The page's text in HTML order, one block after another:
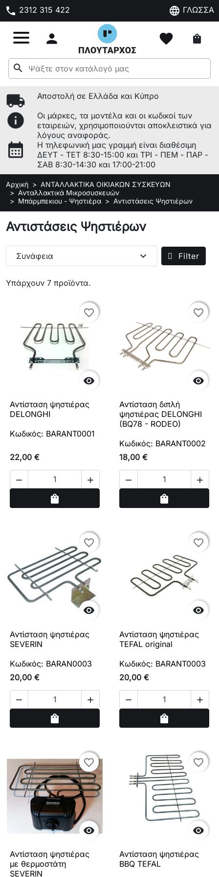
phone 2312 315 422 language ΓΛΩΣΣΑ
 favorite shopping_bag
search
local_shipping Αποστολή σε Ελλάδα και Κύπρο
info
Οι μάρκες, τα μοντέλα και οι κωδικοί των
εταιρειών, χρησιμοποιούνται αποκλειστικά για
λόγους αναφοράς.
calendar_month
Η τηλεφωνική μας γραμμή είναι διαθέσιμη
ΔΕΥΤ - ΤΕΤ 8:30-15:00 και ΤΡΙ - ΠΕΜ - ΠΑΡ -
ΣΑΒ 8:30-14:30 και 17:00-21:00
Αρχική
ΑΝΤΑΛΛΑΚΤΙΚΑ ΟΙΚΙΑΚΩΝ ΣΥΣΚΕΥΩΝ
Ανταλλακτικά Μικροσυσκευών
Μπάρμπεκιου - Ψηστιέρα
Αντιστάσεις Ψηστιέρων
Αντιστάσεις Ψηστιέρων
Υπάρχουν 7 προϊόντα.
Συνάφεια expand_more Filter

favorite_border
favorite_border
Αντίσταση ψηστιέρας
DELONGHI
Κωδικός: BARANT0001
22,00 €
 
shopping_bag

favorite_border
favorite_border
Αντίσταση διπλή
ψηστιέρας DELONGHI
(BQ78 - RODEO)
Κωδικός: BARANT0002
18,00 €
 
shopping_bag

favorite_border
favorite_border
Αντίσταση ψηστιέρας
SEVERIN
Κωδικός: BARAN0003
20,00 €
 
shopping_bag

favorite_border
favorite_border
Αντίσταση ψηστιέρας
TEFAL original
Κωδικός: BARANT0003
20,00 €
 
shopping_bag

favorite_border
favorite_border
Αντίσταση ψηστιέρας
με θερμοστάτη
SEVERIN

favorite_border
favorite_border
Αντίσταση ψηστιέρας
BBQ TEFAL